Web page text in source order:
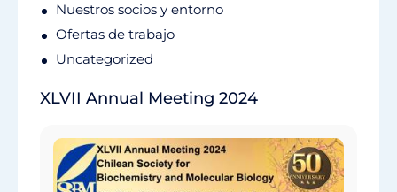
Nuestros socios y entorno
Ofertas de trabajo
Uncategorized
XLVII Annual Meeting 2024